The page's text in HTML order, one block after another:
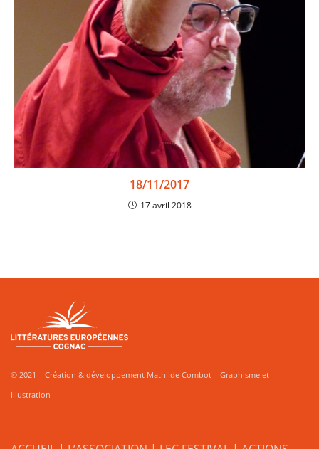
18/11/2017
17 avril 2018
© 2021 – Création & développement Mathilde Combot – Graphisme et
illustration